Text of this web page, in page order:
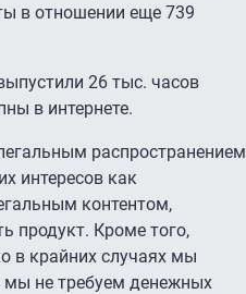
в отношении еще 739
26 тыс. часов
в интернете.
распространением
интересов как
контентом,
продукт. Кроме того,
в крайних случаях мы
мы не требуем денежных